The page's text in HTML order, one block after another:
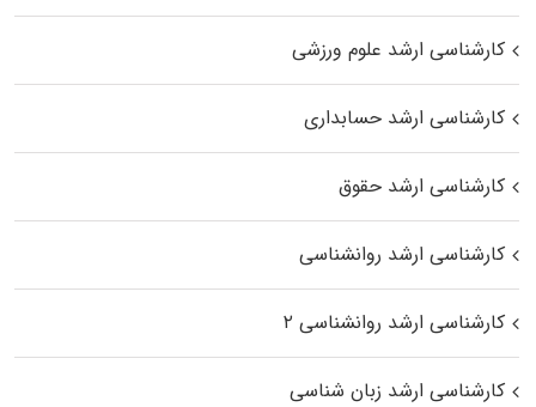
کارشناسی ارشد علوم ورزشی
کارشناسی ارشد حسابداری
کارشناسی ارشد حقوق
کارشناسی ارشد روانشناسی
کارشناسی ارشد روانشناسی ۲
کارشناسی ارشد زبان شناسی